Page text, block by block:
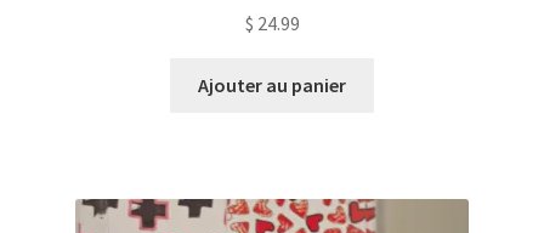
$ 24.99
Ajouter au panier